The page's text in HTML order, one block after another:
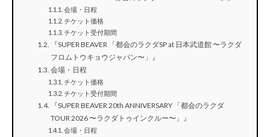
会場・日程
チケット価格
チケット受付期間
『SUPER BEAVER 「都会のラクダSP at 日本武道館 〜ラクダ
フロムトウキョウジャパン〜」』
会場・日程
チケット価格
チケット受付期間
『SUPER BEAVER 20th ANNIVERSARY 「都会のラクダ
TOUR 2026 〜ラクダトゥインクルー〜」』
会場・日程